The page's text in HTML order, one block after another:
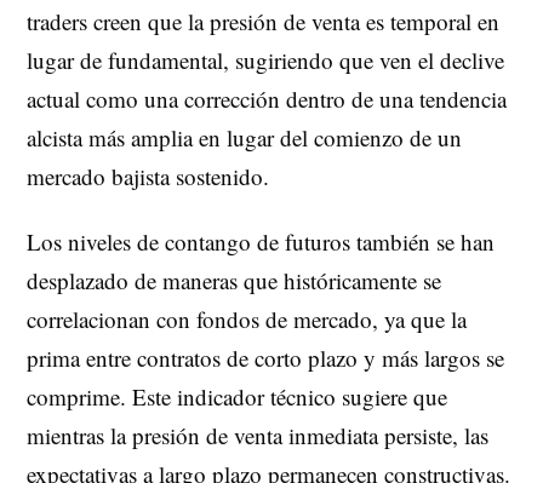
traders creen que la presión de venta es temporal en
lugar de fundamental, sugiriendo que ven el declive
actual como una corrección dentro de una tendencia
alcista más amplia en lugar del comienzo de un
mercado bajista sostenido.
Los niveles de contango de futuros también se han
desplazado de maneras que históricamente se
correlacionan con fondos de mercado, ya que la
prima entre contratos de corto plazo y más largos se
comprime. Este indicador técnico sugiere que
mientras la presión de venta inmediata persiste, las
expectativas a largo plazo permanecen constructivas.